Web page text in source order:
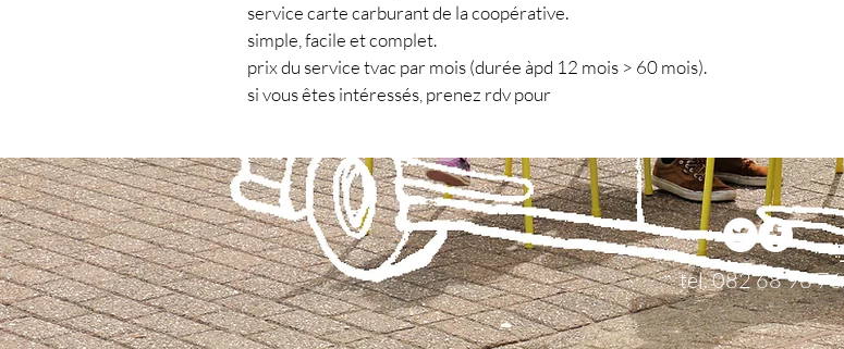
service carte carburant de la coopérative.
simple, facile et complet.
prix du service tvac par mois (durée àpd 12 mois > 60 mois).
si vous êtes intéressés, prenez rdv pour
tel. 082 68 96 76